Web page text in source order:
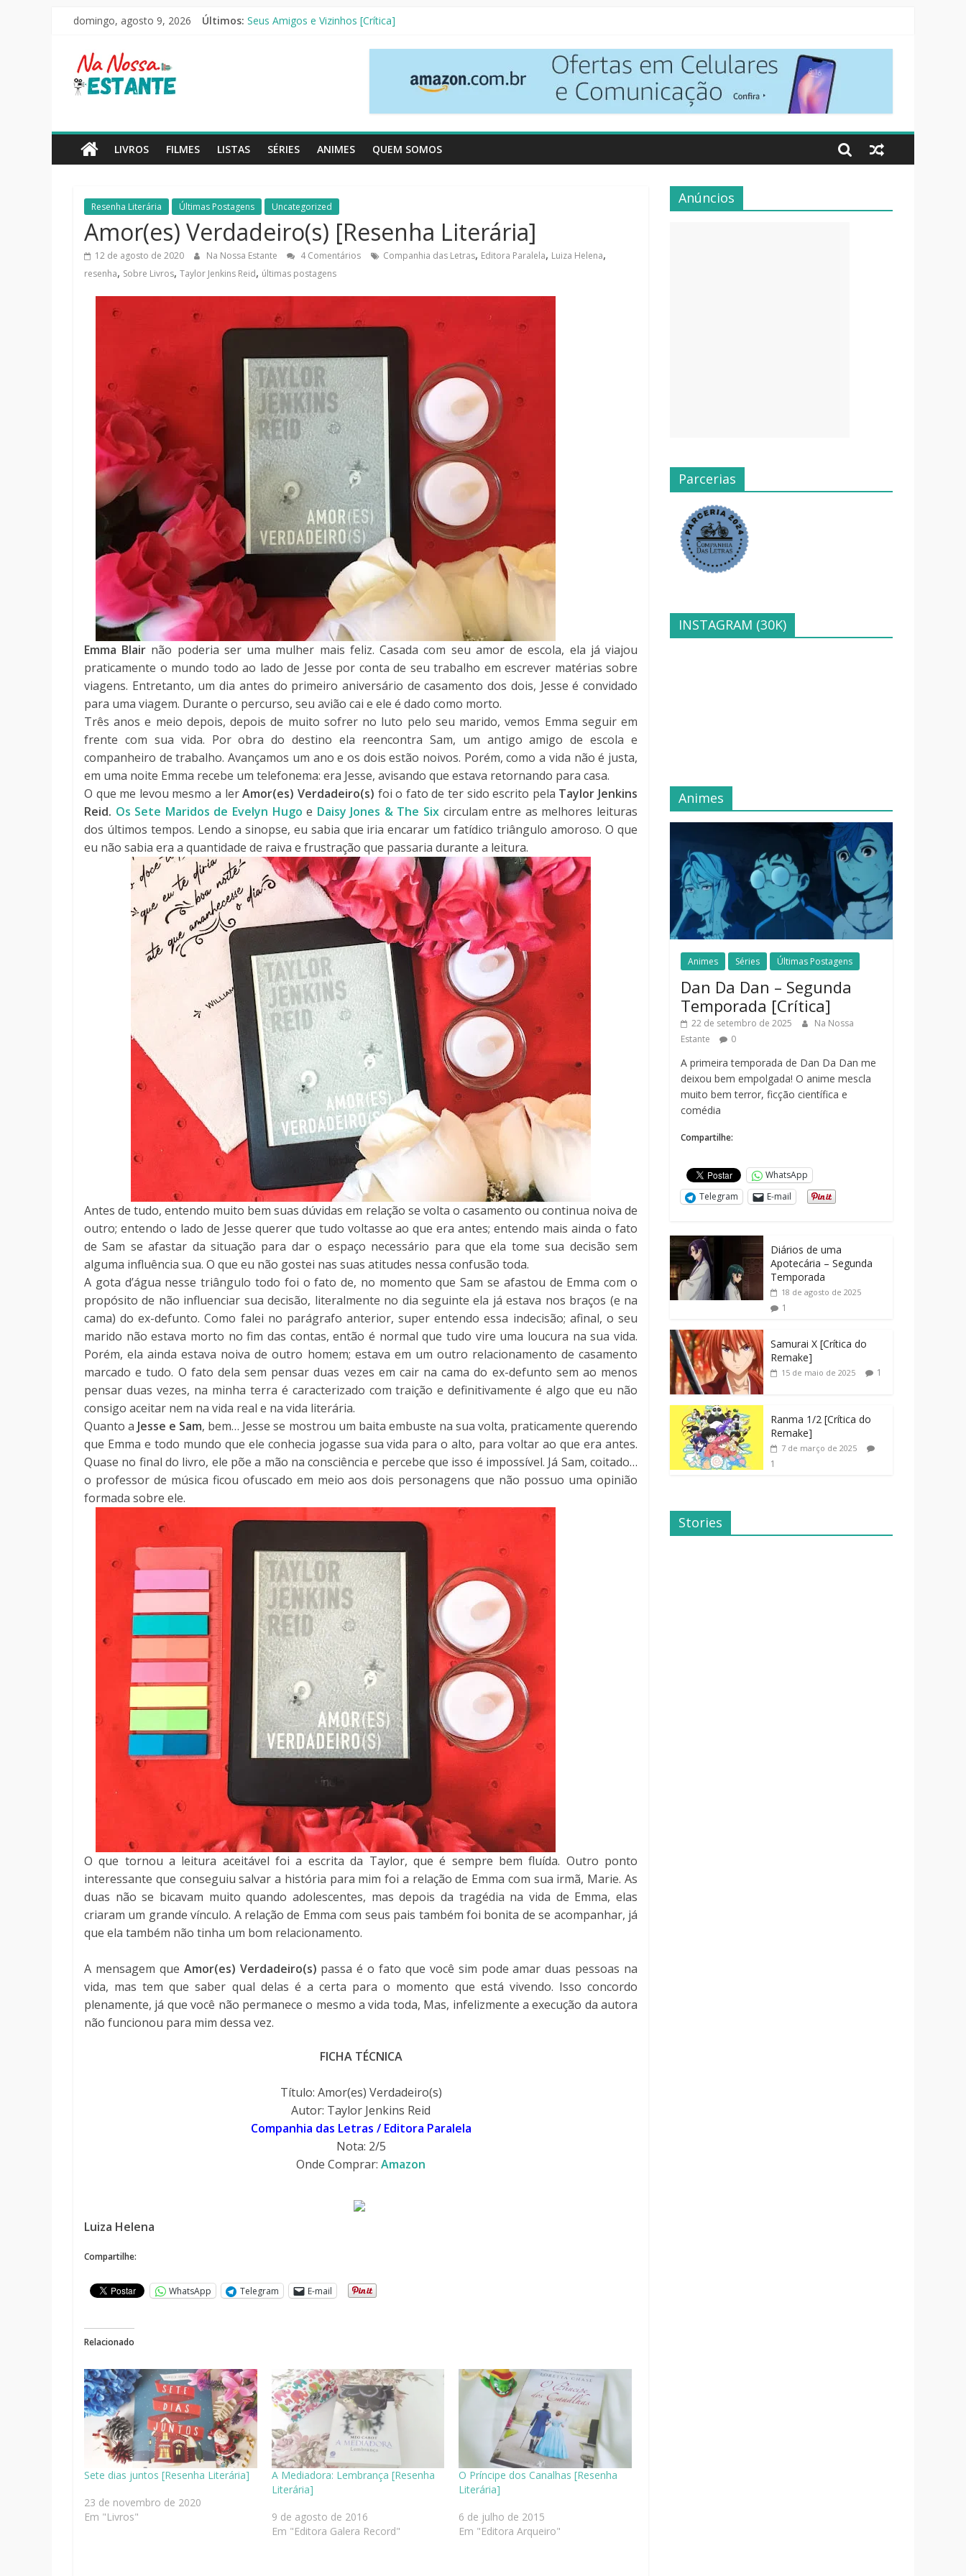
Pular
conteúdo
domingo, agosto 9, 2026 Últimos: Seus Amigos e Vizinhos [Crítica]
As Ovelhas Detetives [Crítica]
Slow Horses – 3ª Temporada [Crítica]
Na
Nossa
Estante
livros,
filmes,
séries
notícias
LIVROS FILMES LISTAS SÉRIES ANIMES QUEM SOMOS
Resenha Literária Últimas Postagens Uncategorized
Amor(es) Verdadeiro(s) [Resenha Literária]
12 de agosto de 2020 Na Nossa Estante 4 Comentários Companhia das Letras, Editora Paralela, Luiza Helena,
resenha, Sobre Livros, Taylor Jenkins Reid, últimas postagens
Emma Blair não poderia ser uma mulher mais feliz. Casada com seu amor de escola, ela já viajou
praticamente o mundo todo ao lado de Jesse por conta de seu trabalho em escrever matérias sobre
viagens. Entretanto, um dia antes do primeiro aniversário de casamento dos dois, Jesse é convidado
para uma viagem. Durante o percurso, seu avião cai e ele é dado como morto.
Três anos e meio depois, depois de muito sofrer no luto pelo seu marido, vemos Emma seguir em
frente com sua vida. Por obra do destino ela reencontra Sam, um antigo amigo de escola e
companheiro de trabalho. Avançamos um ano e os dois estão noivos. Porém, como a vida não é justa,
em uma noite Emma recebe um telefonema: era Jesse, avisando que estava retornando para casa.
O que me levou mesmo a lerAmor(es) Verdadeiro(s) foi o fato de ter sido escrito pela Taylor Jenkins
Reid. Os Sete Maridos de Evelyn Hugo e Daisy Jones & The Six circulam entre as melhores leituras
dos últimos tempos. Lendo a sinopse, eu sabia que iria encarar um fatídico triângulo amoroso. O que
eu não sabia era a quantidade de raiva e frustração que passaria durante a leitura.
Antes de tudo, entendo muito bem suas dúvidas em relação se volta o casamento ou continua noiva de
outro; entendo o lado de Jesse querer que tudo voltasse ao que era antes; entendo mais ainda o fato
de Sam se afastar da situação para dar o espaço necessário para que ela tome sua decisão sem
alguma influência sua. O que eu não gostei nas suas atitudes nessa confusão toda.
A gota d’água nesse triângulo todo foi o fato de, no momento que Sam se afastou de Emma com o
propósito de não influenciar sua decisão, literalmente no dia seguinte ela já estava nos braços (e na
cama) do ex-defunto. Como falei no parágrafo anterior, super entendo essa indecisão; afinal, o seu
marido não estava morto no fim das contas, então é normal que tudo vire uma loucura na sua vida.
Porém, ela ainda estava noiva de outro homem; estava em um outro relacionamento de casamento
marcado e tudo. O fato dela sem pensar duas vezes em cair na cama do ex-defunto sem ao menos
pensar duas vezes, na minha terra é caracterizado com traição e definitivamente é algo que eu não
consigo aceitar nem na vida real e na vida literária.
Quanto a Jesse e Sam, bem… Jesse se mostrou um baita embuste na sua volta, praticamente querendo
que Emma e todo mundo que ele conhecia jogasse sua vida para o alto, para voltar ao que era antes.
Quase no final do livro, ele põe a mão na consciência e percebe que isso é impossível. Já Sam, coitado…
o professor de música ficou ofuscado em meio aos dois personagens que não possuo uma opinião
formada sobre ele.
O que tornou a leitura aceitável foi a escrita da Taylor, que é sempre bem fluída. Outro ponto
interessante que conseguiu salvar a história para mim foi a relação de Emma com sua irmã, Marie. As
duas não se bicavam muito quando adolescentes, mas depois da tragédia na vida de Emma, elas
criaram um grande vínculo. A relação de Emma com seus pais também foi bonita de se acompanhar, já
que ela também não tinha um bom relacionamento.
A mensagem que Amor(es) Verdadeiro(s) passa é o fato que você sim pode amar duas pessoas na
vida, mas tem que saber qual delas é a certa para o momento que está vivendo. Isso concordo
plenamente, já que você não permanece o mesmo a vida toda, Mas, infelizmente a execução da autora
não funcionou para mim dessa vez.
FICHA TÉCNICA
Título: Amor(es) Verdadeiro(s)
Autor: Taylor Jenkins Reid
Companhia das Letras / Editora Paralela
Nota: 2/5
Onde Comprar: Amazon
Luiza Helena
Compartilhe:
WhatsApp Telegram E-mail
Relacionado
Sete dias juntos [Resenha Literária]
23 de novembro de 2020
Em "Livros"
A Mediadora: Lembrança [Resenha
Literária]
9 de agosto de 2016
Em "Editora Galera Record"
O Príncipe dos Canalhas [Resenha
Literária]
6 de julho de 2015
Em "Editora Arqueiro"
Anúncios
Parcerias
INSTAGRAM (30K)
Animes
Animes Séries Últimas Postagens
Dan Da Dan – Segunda
Temporada [Crítica]
22 de setembro de 2025
Na Nossa
Estante
0
A primeira temporada de Dan Da Dan me
deixou bem empolgada! O anime mescla
muito bem terror, ficção científica e
comédia
Compartilhe:
WhatsApp
Telegram
E-mail
Diários de uma
Apotecária – Segunda
Temporada
18 de agosto de 2025
1
Samurai X [Crítica do
Remake]
15 de maio de 2025 1
Ranma 1/2 [Crítica do
Remake]
7 de março de 2025
1
Stories
Dicas de
Filmes Para o
Família